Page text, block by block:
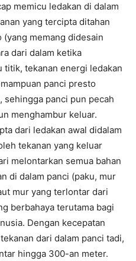
memicu ledakan di dalam
yang tercipta ditahan
memang didesain
dari dalam ketika
titik, tekanan energi ledakan
panci presto
panci pun pecah
menghambur keluar.
dari ledakan awal didalam
tekanan yang keluar
melontarkan semua bahan
di dalam panci (paku, mur
mur yang terlontar dari
berbahaya terutama bagi
Dengan kecepatan
dari dalam panci tadi,
hingga 300-an meter.